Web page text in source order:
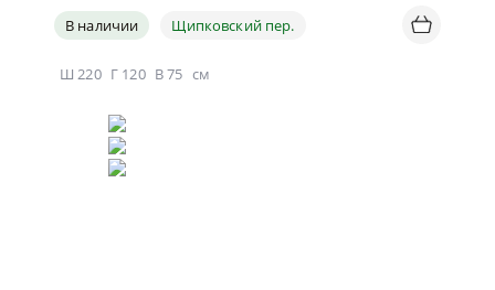
В наличии Щипковский пер.
Ш 220 Г 120 В75 см